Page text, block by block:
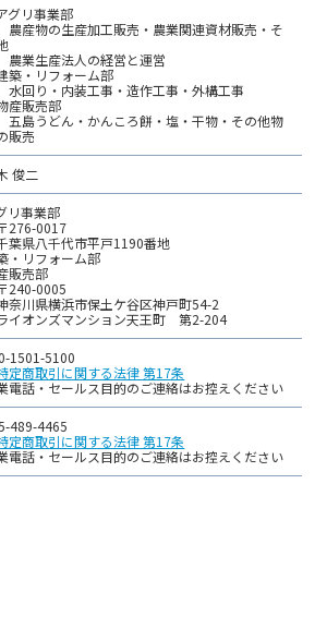
グリ事業部
産物の生産加工販売・農業関連資材販売・そ
業生産法人の経営と運営
築・リフォーム部
回り・内装工事・造作工事・外構工事
産販売部
島うどん・かんころ餅・塩・干物・その他物
販売
俊二
リ事業部
276-0017
葉県八千代市平戸1190番地
・リフォーム部
販売部
240-0005
奈川県横浜市保土ケ谷区神戸町54-2
イオンズマンション天王町 第2-204
1501-5100
定商取引に関する法律 第17条
電話・セールス目的のご連絡はお控えください
489-4465
定商取引に関する法律 第17条
電話・セールス目的のご連絡はお控えください